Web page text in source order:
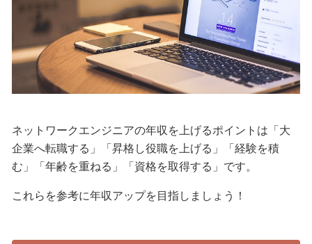
ネットワークエンジニアの年収を上げるポイントは「大
企業へ転職する」「昇格し役職を上げる」「経験を積
む」「年齢を重ねる」「資格を取得する」です。
これらを参考に年収アップを目指しましょう！